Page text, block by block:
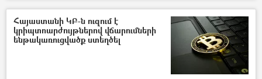
Հայաստանի ԿԲ-ն ուզում է
կրիպտոարժույթներով վճարումների
ենթակառուցվածք ստեղծել